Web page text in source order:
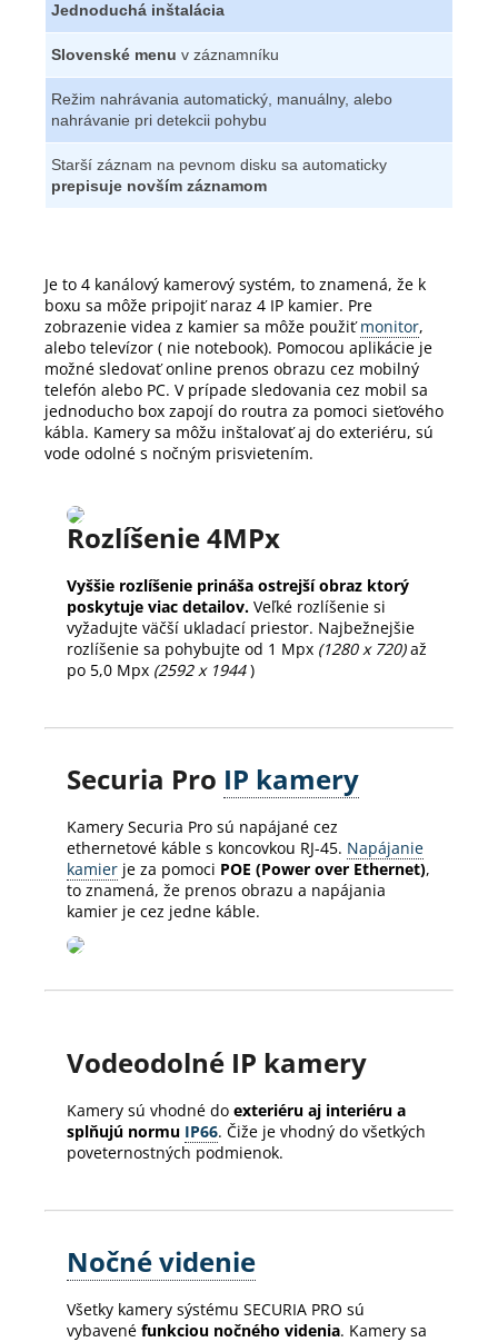
Jednoduchá inštalácia
Slovenské menu v záznamníku
Režim nahrávania automatický, manuálny, alebo
nahrávanie pri detekcii pohybu
Starší záznam na pevnom disku sa automaticky
prepisuje novším záznamom
Je to 4 kanálový kamerový systém, to znamená, že k
boxu sa môže pripojiť naraz 4 IP kamier. Pre
zobrazenie videa z kamier sa môže použiťmonitor,
alebo televízor ( nie notebook). Pomocou aplikácie je
možné sledovať online prenos obrazu cez mobilný
telefón alebo PC. V prípade sledovania cez mobil sa
jednoducho box zapojí do routra za pomoci sieťového
kábla. Kamery sa môžu inštalovať aj do exteriéru, sú
vode odolné s nočným prisvietením.
Rozlíšenie 4MPx
Vyššie rozlíšenie prináša ostrejší obraz ktorý
poskytuje viac detailov. Veľké rozlíšenie si
vyžadujte väčší ukladací priestor. Najbežnejšie
rozlíšenie sa pohybujte od 1 Mpx (1280 x 720)až
po 5,0 Mpx (2592 x 1944)
Securia Pro IP kamery
Kamery Securia Pro sú napájané cez
ethernetové káble s koncovkou RJ-45. Napájanie
kamier je za pomoci POE (Power over Ethernet),
to znamená, že prenos obrazu a napájania
kamier je cez jedne káble.
Vodeodolné IP kamery
Kamery sú vhodné do exteriéru aj interiéru a
splňujú normu IP66. Čiže je vhodný do všetkých
poveternostných podmienok.
Nočné videnie
Všetky kamery sýstému SECURIA PRO sú
vybavené funkciou nočného videnia. Kamery sa